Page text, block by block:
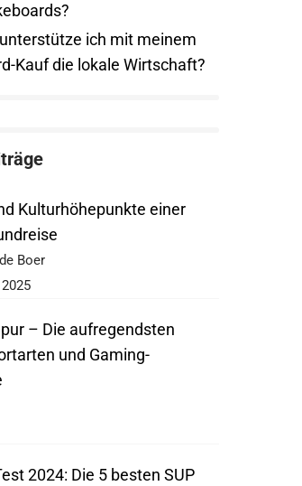
ich mit meinem
Kauf die lokale Wirtschaft?
Kulturhöhepunkte einer
Boer
– Die aufregendsten
und Gaming-
2024: Die 5 besten SUP